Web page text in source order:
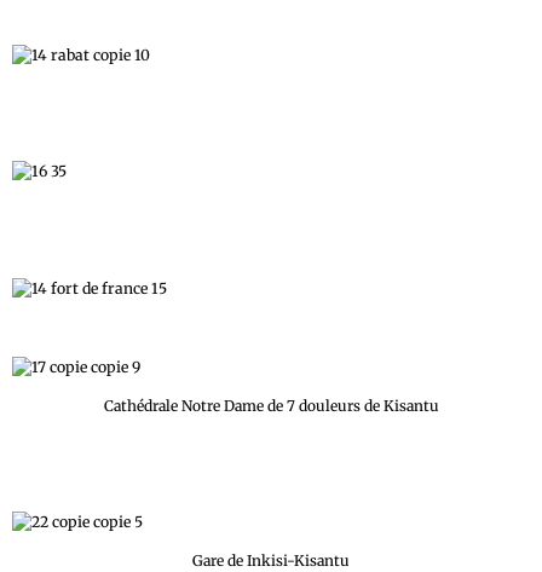
Cathédrale Notre Dame de 7 douleurs de Kisantu
Gare de Inkisi-Kisantu